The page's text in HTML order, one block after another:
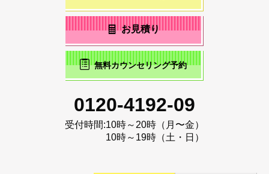
お見積り
無料カウンセリング予約
0120-4192-09
受付時間:10時～20時（月〜金）
10時～19時（土・日）